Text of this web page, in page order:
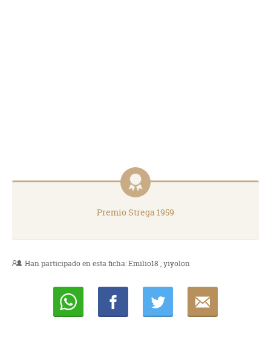
Premio Strega 1959
Han participado en esta ficha:Emilio18 yiyolon